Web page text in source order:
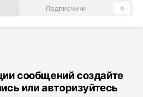
Подписчики 0
сообщений создайте
или авторизуйтесь